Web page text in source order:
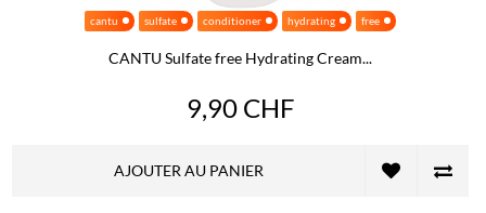
cantu sulfate conditioner hydrating free
CANTU Sulfate free Hydrating Cream...
9,90 CHF
AJOUTER AU PANIER